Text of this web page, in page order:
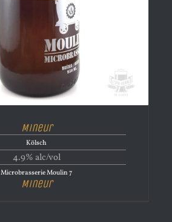
Mineur
Kölsch
4.9% alc/vol
Microbrasserie Moulin 7
Mineur